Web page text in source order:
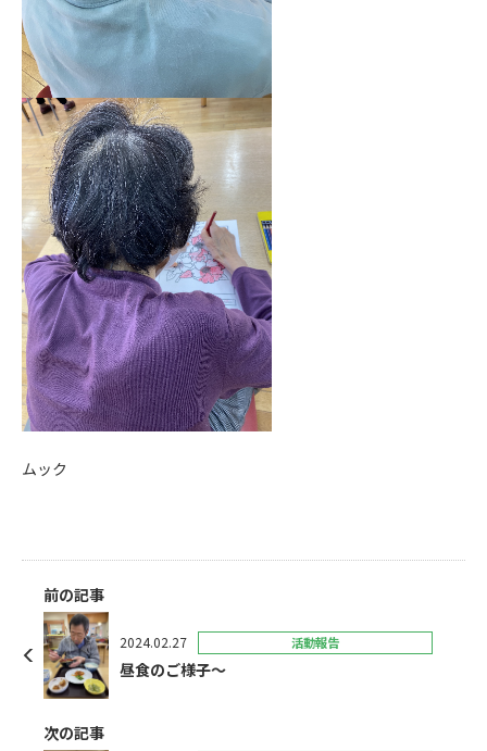
ムック
前の記事
2024.02.27 活動報告
昼食のご様子〜
次の記事